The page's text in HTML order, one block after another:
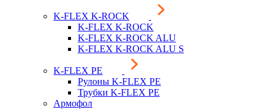
K-FLEX K-ROCK
K-FLEX K-ROCK
K-FLEX K-ROCK ALU
K-FLEX K-ROCK ALU S
K-FLEX PE
Рулоны K-FLEX PE
Трубки K-FLEX PE
Армофол